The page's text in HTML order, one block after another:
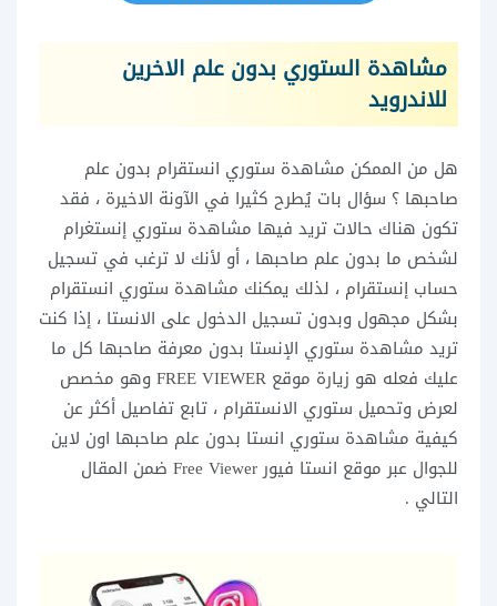
مشاهدة الستوري بدون علم الاخرين
للاندرويد
هل من الممكن مشاهدة ستوري انستقرام بدون علم
صاحبها ؟ سؤال بات يُطرح كثيرا في الآونة الاخيرة ، فقد
تكون هناك حالات تريد فيها مشاهدة ستوري إنستغرام
لشخص ما بدون علم صاحبها ، أو لأنك لا ترغب في تسجيل
حساب إنستقرام ، لذلك يمكنك مشاهدة ستوري انستقرام
بشكل مجهول وبدون تسجيل الدخول على الانستا ، إذا كنت
تريد مشاهدة ستوري الإنستا بدون معرفة صاحبها كل ما
عليك فعله هو زيارة موقع FREE VIEWER وهو مخصص
لعرض وتحميل ستوري الانستقرام ، تابع تفاصيل أكثر عن
كيفية مشاهدة ستوري انستا بدون علم صاحبها اون لاين
للجوال عبر موقع انستا فيور Free Viewer ضمن المقال
التالي .